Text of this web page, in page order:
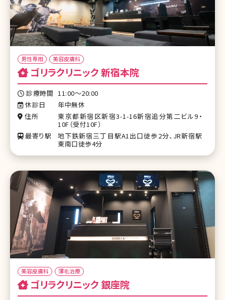
男性専用 美容皮膚科
ゴリラクリニック 新宿本院
診療時間 11:00〜20:00
休診日
年中無休
住所
東京都新宿区新宿3-1-16新宿追分第二ビル9・
10F（受付10F）
最寄り駅
地下鉄新宿三丁目駅A1出口徒歩2分、JR新宿駅
東南口徒歩4分
美容皮膚科 薄毛治療
ゴリラクリニック 銀座院